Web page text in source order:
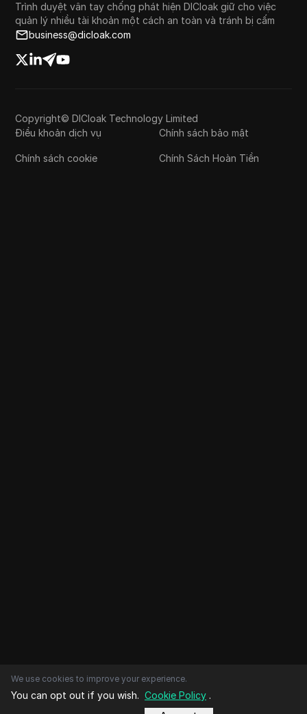
Trình duyệt vân tay chống phát hiện DICloak giữ cho việc
quản lý nhiều tài khoản một cách an toàn và tránh bị cấm
business@dicloak.com
Copyright© DICloak Technology Limited
Điều khoản dịch vụ
Chính sách bảo mật
Chính sách cookie Chính Sách Hoàn Tiền
We use cookies to improve your experience.
You can opt out if you wish. Cookie Policy .